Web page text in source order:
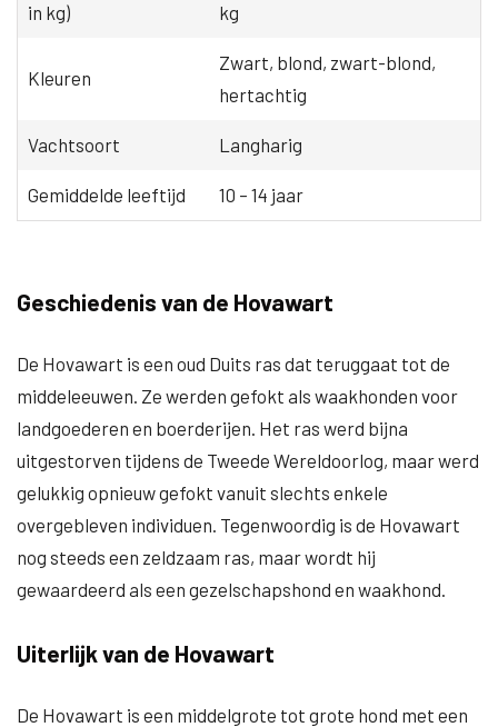
in kg)
kg
Kleuren
Zwart, blond, zwart-blond,
hertachtig
Vachtsoort Langharig
Gemiddelde leeftijd 10 – 14 jaar
Geschiedenis van de Hovawart
De Hovawart is een oud Duits ras dat teruggaat tot de
middeleeuwen. Ze werden gefokt als waakhonden voor
landgoederen en boerderijen. Het ras werd bijna
uitgestorven tijdens de Tweede Wereldoorlog, maar werd
gelukkig opnieuw gefokt vanuit slechts enkele
overgebleven individuen. Tegenwoordig is de Hovawart
nog steeds een zeldzaam ras, maar wordt hij
gewaardeerd als een gezelschapshond en waakhond.
Uiterlijk van de Hovawart
De Hovawart is een middelgrote tot grote hond met een